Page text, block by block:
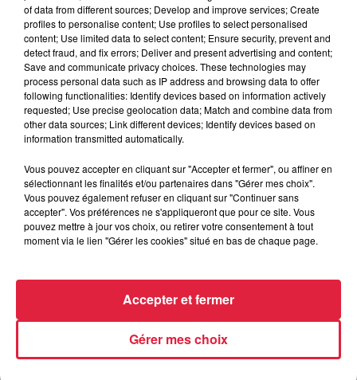
4 août 2026
Vélos d'occasion en Alsace : les
meilleures adresses pour rouler à...
À découvrir également
of data from different sources; Develop and improve services; Create
profiles to personalise content; Use profiles to select personalised
content; Use limited data to select content; Ensure security, prevent and
detect fraud, and fix errors; Deliver and present advertising and content;
Save and communicate privacy choices. These technologies may
process personal data such as IP address and browsing data to offer
following functionalities: Identify devices based on information actively
requested; Use precise geolocation data; Match and combine data from
other data sources; Link different devices; Identify devices based on
information transmitted automatically.
Vous pouvez accepter en cliquant sur "Accepter et fermer", ou affiner en
sélectionnant les finalités et/ou partenaires dans "Gérer mes choix".
Vous pouvez également refuser en cliquant sur "Continuer sans
accepter". Vos préférences ne s'appliqueront que pour ce site. Vous
pouvez mettre à jour vos choix, ou retirer votre consentement à tout
moment via le lien "Gérer les cookies" situé en bas de chaque page.
Gérer mes choix
Accepter et fermer